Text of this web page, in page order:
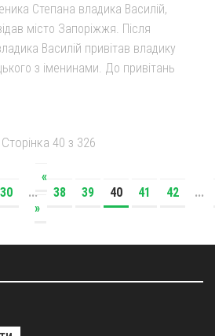
Степана владика Василій,
місто Запоріжжя. Після
Василій привітав владику
з іменинами. До привітань
Сторінка 40 з 326
«
30 ... 38 39 40 41 42
...
»